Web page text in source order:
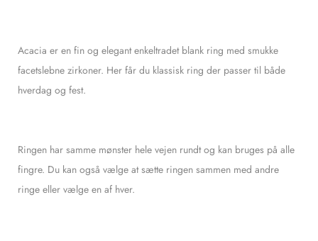
Acacia er en fin og elegant enkeltradet blank ring med smukke
facetslebne zirkoner. Her får du klassisk ring der passer til både
hverdag og fest.
Ringen har samme mønster hele vejen rundt og kan bruges på alle
fingre. Du kan også vælge at sætte ringen sammen med andre
ringe eller vælge en af hver.